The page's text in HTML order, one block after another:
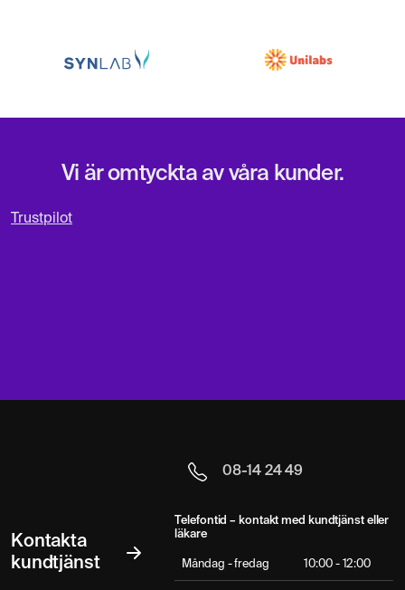
Vi är omtyckta av våra kunder.
Trustpilot
Kontakta
kundtjänst
08-14 24 49
Telefontid – kontakt med kundtjänst eller
läkare
Måndag - fredag 10:00 - 12:00